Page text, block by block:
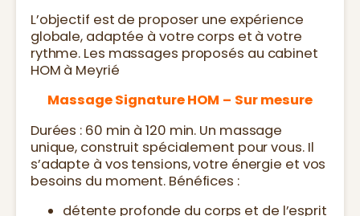
L’objectif est de proposer une expérience
globale, adaptée à votre corps et à votre
rythme. Les massages proposés au cabinet
HOM à Meyrié
Massage Signature HOM – Sur mesure
Durées : 60 min à 120 min. Un massage
unique, construit spécialement pour vous. Il
s’adapte à vos tensions, votre énergie et vos
besoins du moment. Bénéfices :
détente profonde du corps et de l’esprit